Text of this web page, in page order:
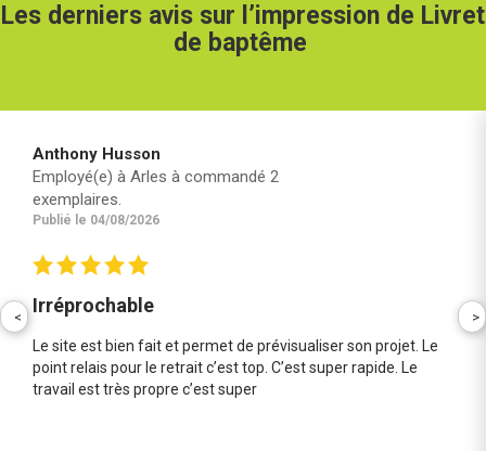
Les derniers avis sur l’impression de Livret
de baptême
Anthony Husson
Employé(e) à Arles à commandé 2
exemplaires.
Publié le 04/08/2026
Irréprochable
Le site est bien fait et permet de prévisualiser son projet. Le
point relais pour le retrait c’est top. C’est super rapide. Le
travail est très propre c’est super
< >